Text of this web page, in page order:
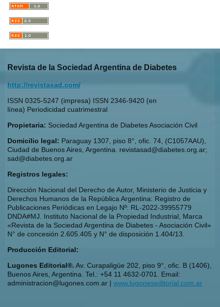
Revista de la Sociedad Argentina de Diabetes
http://revistasad.com/
ISSN 0325-5247 (impresa) ISSN 2346-9420 (en
línea) Periodicidad cuatrimestral
Propietaria: Sociedad Argentina de Diabetes Asociación Civil
Domicilio legal: Paraguay 1307, piso 8°, ofic. 74, (C1057AAU),
Ciudad de Buenos Aires, Argentina. revistasad@diabetes.org.ar;
sad@diabetes.org.ar
Registros legales:
Dirección Nacional del Derecho de Autor, Ministerio de Justicia y
Derechos Humanos de la República Argentina: Registro de
Publicaciones Periódicas en Legajo Nº: RL-2022-39955779
DNDA#MJ. Instituto Nacional de la Propiedad Industrial, Marca
«Revista de la Sociedad Argentina de Diabetes - Asociación Civil»
N° de concesión 2.605.405 y N° de disposición 1.404/13.
Producción Editorial:
Lugones Editorial®. Av. Curapaligüe 202, piso 9°, ofic. B (1406),
Buenos Aires, Argentina. Tel.: +54 11 4632-0701. Email:
administracion@lugones.com.ar | www.lugoneseditorial.com.ar